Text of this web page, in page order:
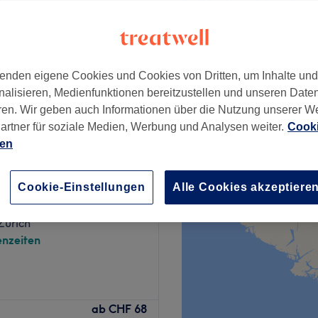
ab CHF 80
In diesem
rund um die
6 Bewertungen
ab CHF 68
eigene Cookies und Cookies von Dritten, um Inhalte
Medienfunktionen bereitzustellen und unseren
Wir geben auch Informationen über die Nutzung unserer
für soziale Medien, Werbung und Analysen weiter.
Alle Cookies akzeptieren
Cookie-Einstellungen